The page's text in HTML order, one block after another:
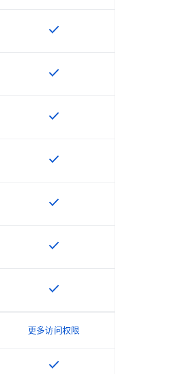
该 SKU 提供此功能
check
该 SKU 提供此功能
check
该 SKU 提供此功能
check
该 SKU 提供此功能
check
该 SKU 提供此功能
check
该 SKU 提供此功能
check
该 SKU 提供此功能
check
更多访问权限
该 SKU 提供此功能
check